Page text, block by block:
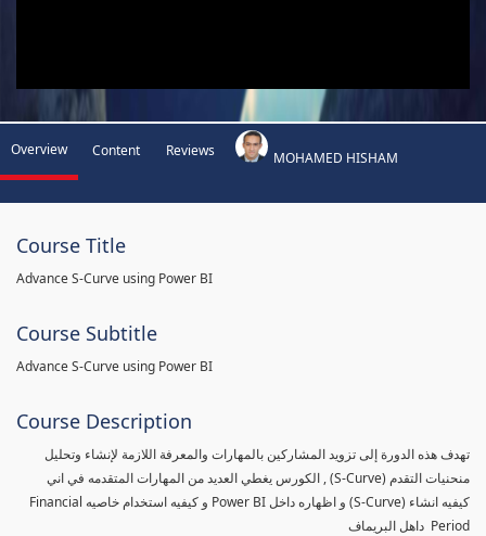
Overview Content Reviews MOHAMED HISHAM
Course Title
Advance S-Curve using Power BI
Course Subtitle
Advance S-Curve using Power BI
Course Description
تهدف هذه الدورة إلى تزويد المشاركين بالمهارات والمعرفة اللازمة لإنشاء وتحليل
منحنيات التقدم (S-Curve) , الكورس يغطي العديد من المهارات المتقدمه في اني
كيفيه انشاء (S-Curve) و اظهاره داخل Power BI و كيفيه استخدام خاصيه Financial
Period داهل البريماف